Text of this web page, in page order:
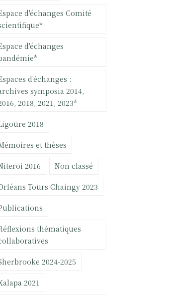
d'échanges Comité
d'échanges
d'échanges :
symposia 2014,
2018, 2021, 2023*
2018
et thèses
2016 Non classé
Tours Chaingy 2023
thématiques
2024-2025
2021